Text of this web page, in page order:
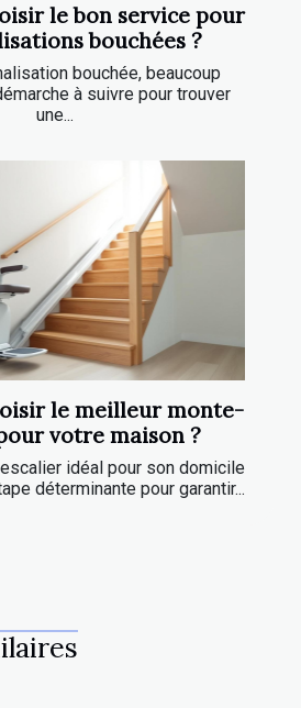
le bon service pour
bouchées ?
bouchée, beaucoup
à suivre pour trouver
une...
le meilleur monte-
votre maison ?
idéal pour son domicile
déterminante pour garantir...